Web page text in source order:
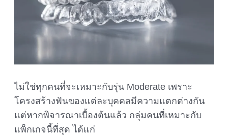
ไม่ใช่ทุกคนที่จะเหมาะกับรุ่น Moderate เพราะ
โครงสร้างฟันของแต่ละบุคคลมีความแตกต่างกัน
แต่หากพิจารณาเบื้องต้นแล้ว กลุ่มคนที่เหมาะกับ
แพ็กเกจนี้ที่สุด ได้แก่